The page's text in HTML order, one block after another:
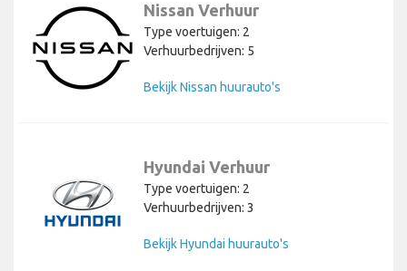
Nissan Verhuur
Type voertuigen: 2
Verhuurbedrijven: 5
Bekijk Nissan huurauto's
Hyundai Verhuur
Type voertuigen: 2
Verhuurbedrijven: 3
Bekijk Hyundai huurauto's